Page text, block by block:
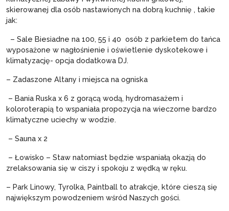
skierowanej dla osób nastawionych na dobrą kuchnię , takie
jak:
– Sale Biesiadne na 100, 55 i 40 osób z parkietem do tańca
wyposażone w nagłośnienie i oświetlenie dyskotekowe i
klimatyzację- opcja dodatkowa DJ.
– Zadaszone Altany i miejsca na ogniska
– Bania Ruska x 6 z gorącą wodą, hydromasażem i
koloroterapią to wspaniała propozycja na wieczorne bardzo
klimatyczne uciechy w wodzie.
– Sauna x 2
– Łowisko – Staw natomiast będzie wspaniałą okazją do
zrelaksowania się w ciszy i spokoju z wędką w ręku.
– Park Linowy, Tyrolka, Paintball to atrakcje, które cieszą się
największym powodzeniem wśród Naszych gości.